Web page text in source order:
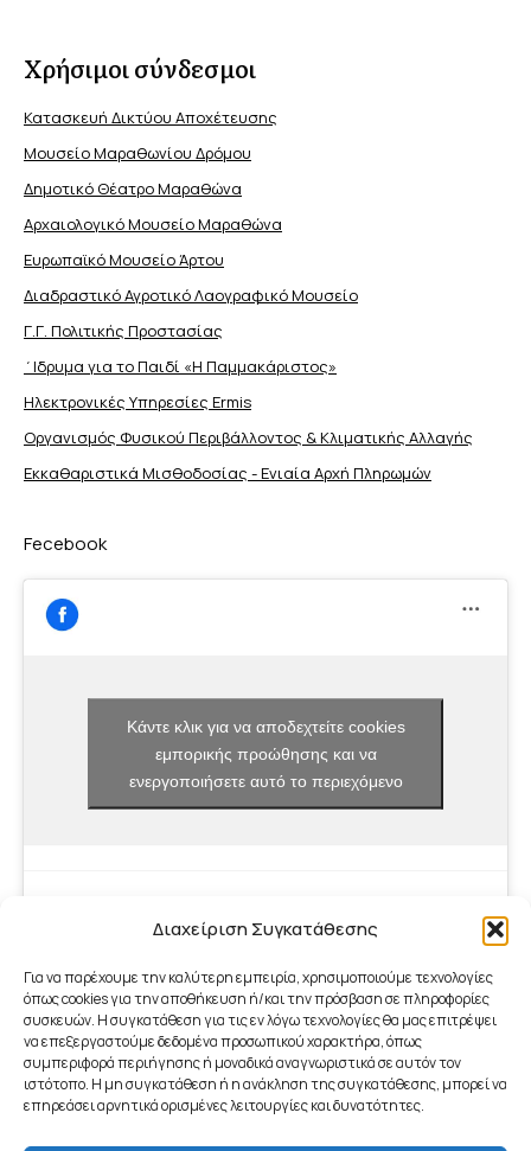
Διαχείριση Συγκατάθεσης
Για να παρέχουμε την καλύτερη εμπειρία, χρησιμοποιούμε τεχνολογίες
όπως cookies για την αποθήκευση ή/και την πρόσβαση σε πληροφορίες
συσκευών. Η συγκατάθεση για τις εν λόγω τεχνολογίες θα μας επιτρέψει
να επεξεργαστούμε δεδομένα προσωπικού χαρακτήρα, όπως
συμπεριφορά περιήγησης ή μοναδικά αναγνωριστικά σε αυτόν τον
ιστότοπο. Η μη συγκατάθεση ή η ανάκληση της συγκατάθεσης, μπορεί να
επηρεάσει αρνητικά ορισμένες λειτουργίες και δυνατότητες.
Χρήσιμοι σύνδεσμοι
Κατασκευή Δικτύου Αποχέτευσης
Μουσείο Μαραθωνίου Δρόμου
Δημοτικό Θέατρο Μαραθώνα
Αρχαιολογικό Μουσείο Μαραθώνα
Ευρωπαϊκό Μουσείο Άρτου
Διαδραστικό Αγροτικό Λαογραφικό Μουσείο
Γ.Γ. Πολιτικής Προστασίας
΄Ιδρυμα για το Παιδί «Η Παμμακάριστος»
Ηλεκτρονικές Υπηρεσίες Ermis
Οργανισμός Φυσικού Περιβάλλοντος & Κλιματικής Aλλαγής
Εκκαθαριστικά Μισθοδοσίας - Ενιαία Αρχή Πληρωμών
Fecebook
Κάντε κλικ για να αποδεχτείτε cookies
εμπορικής προώθησης και να
ενεργοποιήσετε αυτό το περιεχόμενο